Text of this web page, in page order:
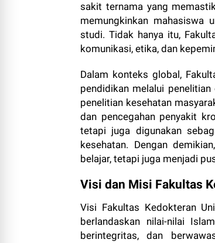
sakit ternama yang
memungkinkan mahasiswa
studi. Tidak hanya itu,
komunikasi, etika, dan
Dalam konteks global,
pendidikan melalui
penelitian kesehatan
dan pencegahan penyakit
tetapi juga digunakan
kesehatan. Dengan
belajar, tetapi juga menjadi
Visi dan Misi Fakultas
Visi Fakultas Kedokteran
berlandaskan nilai-nilai
berintegritas, dan